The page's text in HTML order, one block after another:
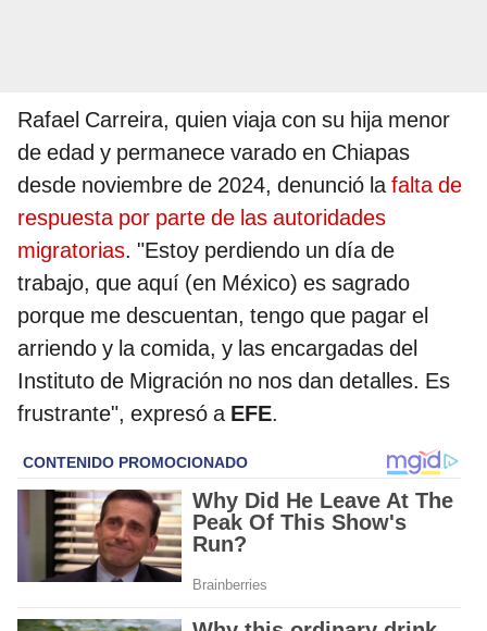
Rafael Carreira, quien viaja con su hija menor
de edad y permanece varado en Chiapas
desde noviembre de 2024, denunció lafalta de
respuesta por parte de las autoridades
migratorias. "Estoy perdiendo un día de
trabajo, que aquí (en México) es sagrado
porque me descuentan, tengo que pagar el
arriendo y la comida, y las encargadas del
Instituto de Migración no nos dan detalles. Es
frustrante", expresó a EFE.